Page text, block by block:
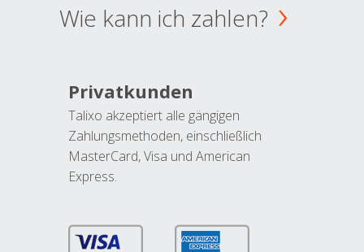
Wie kann ich zahlen?
Privatkunden
Talixo akzeptiert alle gängigen
Zahlungsmethoden, einschließlich
MasterCard, Visa und American
Express.